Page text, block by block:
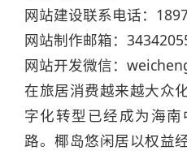
网站建设联系电话：
网站制作邮箱：
网站开发微信：
在旅居消费越来越大众
字化转型已经成为海
路。椰岛悠闲居以权益